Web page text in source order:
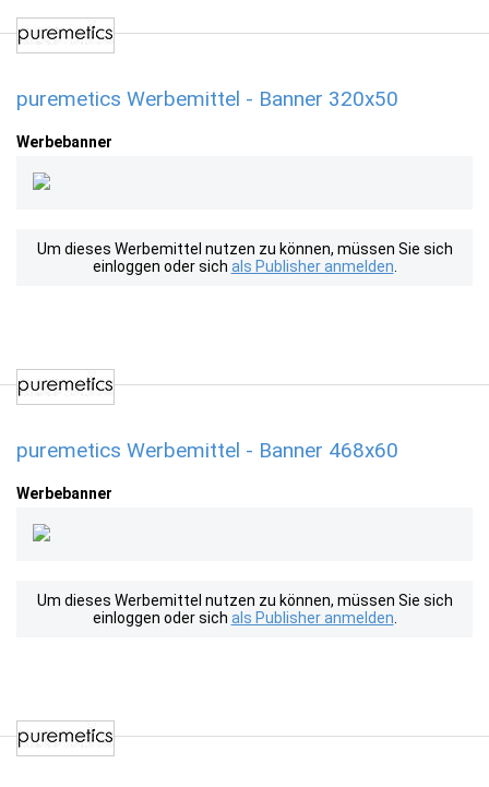
puremetics Werbemittel - Banner 320x50
Werbebanner
Um dieses Werbemittel nutzen zu können, müssen Sie sich
einloggen oder sich als Publisher anmelden
puremetics Werbemittel - Banner 468x60
Werbebanner
Um dieses Werbemittel nutzen zu können, müssen Sie sich
einloggen oder sich als Publisher anmelden